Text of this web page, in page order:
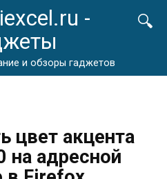
-
и обзоры гаджетов
цвет акцента
на адресной